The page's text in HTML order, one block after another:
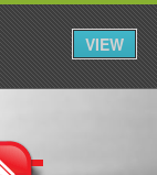
VIEW